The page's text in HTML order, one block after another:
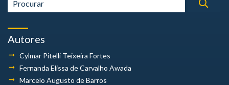
Autores
Cylmar Pitelli Teixeira Fortes
Fernanda Elissa de Carvalho Awada
Marcelo Augusto de Barros